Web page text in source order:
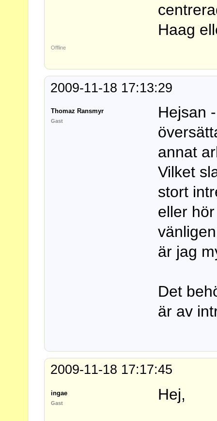
Haag
Offline
2009-11-18 17:13:29
Thomaz Ransmyr
Gast
Hejsan
annat
Vilket
stort
eller
är jag
Det
är av
2009-11-18 17:17:45
ingae
Gast Hej,